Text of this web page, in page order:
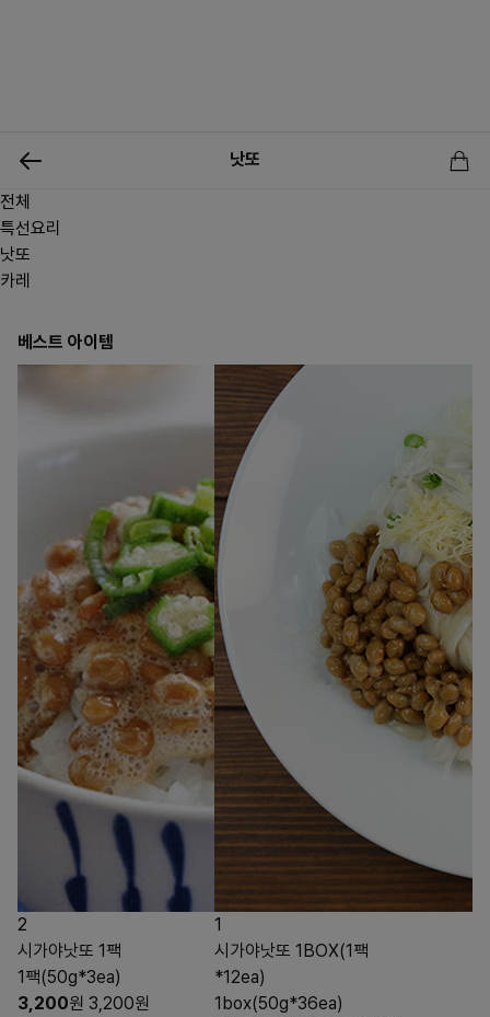
신상품
낫또
전체
특선요리
낫또
카레
베스트 아이템
2
시가야낫또 1팩
1팩(50g*3ea)
3,200원 3,200원
1
시가야낫또 1BOX(1팩
*12ea)
1box(50g*36ea)